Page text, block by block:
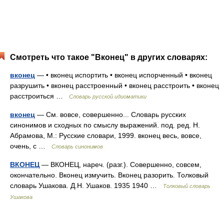
Смотреть что такое "Вконец" в других словарях:
вконец — • вконец испортить • вконец испорченный • вконец
разрушить • вконец расстроенный • вконец расстроить • вконец
расстроиться …
Словарь русской идиоматики
вконец — См. вовсе, совершенно... Словарь русских
синонимов и сходных по смыслу выражений. под. ред. Н.
Абрамова, М.: Русские словари, 1999. вконец весь, вовсе,
очень, с …
Словарь синонимов
ВКОНЕЦ — ВКОНЕЦ, нареч. (разг.). Совершенно, совсем,
окончательно. Вконец измучить. Вконец разорить. Толковый
словарь Ушакова. Д.Н. Ушаков. 1935 1940 …
Толковый словарь
Ушакова